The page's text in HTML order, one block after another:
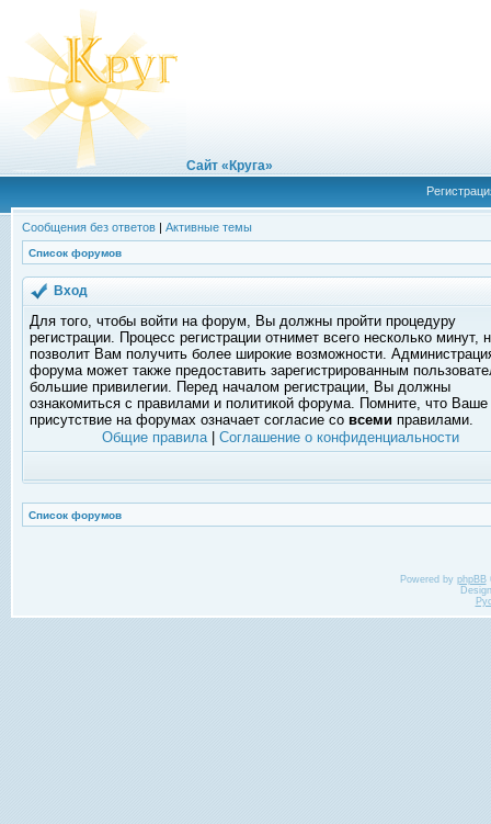
Сайт «Круга»
Сообщения без ответов | Активные темы
Список форумов
Вход
Для того, чтобы войти на форум, Вы должны пройти процедуру
регистрации. Процесс регистрации отнимет всего несколько минут,
позволит Вам получить более широкие возможности.
форума может также предоставить зарегистрированным
большие привилегии. Перед началом регистрации, Вы должны
ознакомиться с правилами и политикой форума. Помните, что Ваше
присутствие на форумах означает согласие со всеми правилами.
Общие правила| Соглашение о конфиденциальности
Список форумов
Powered by phpBB